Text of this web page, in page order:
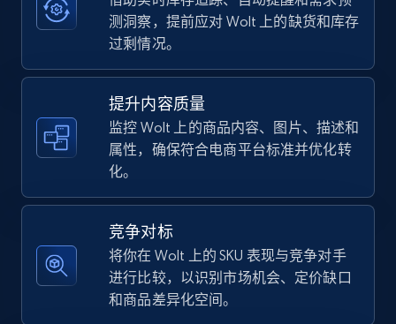
TikTok Shop - category
URL, Title, Available, Description, Currency, Initial
667+
TikTok Shop - Collect TikTok shop products
URL, Title, Available, Description, Currency, Initial
price, Final price, Discount percent, and more.
测洞察，提前应对 Wolt 上的缺货和库存
过剩情况。
提升内容质量
监控 Wolt 上的商品内容、图片、描述和
属性，确保符合电商平台标准并优化转
化。
竞争对标
将你在 Wolt 上的 SKU 表现与竞争对手
进行比较，以识别市场机会、定价缺口
和商品差异化空间。